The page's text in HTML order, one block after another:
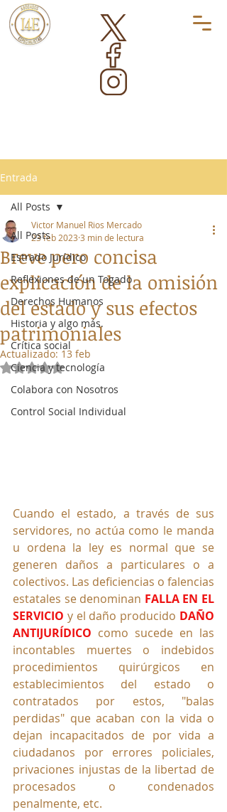
Entrada
All Posts
Estrado Jurídico
Reflexiones de un Togado
Derechos Humanos
Historia y algo más.
Crítica social
Ciencia y tecnología
Colabora con Nosotros
Control Social Individual
All Posts
Breve pero concisa
explicación de la omisión
del estado y sus efectos
patrimoniales
Victor Manuel Rios Mercado
23 feb 2023 3 min de lectura
Actualizado:13 feb
Obtuvo NaN de 5 estrellas.
Cuando el estado, a través de sus
servidores, no actúa como le manda
u ordena la ley es normal que se
generen daños a particulares o a
colectivos. Las deficiencias o falencias
estatales se denominan FALLA EN EL
SERVICIO y el daño producido DAÑO
ANTIJURÍDICO como sucede en las
incontables muertes o indebidos
procedimientos quirúrgicos en
establecimientos del estado o
contratados por estos, "balas
perdidas" que acaban con la vida o
dejan incapacitados de por vida a
ciudadanos por errores policiales,
privaciones injustas de la libertad de
procesados o condenados
penalmente, etc.